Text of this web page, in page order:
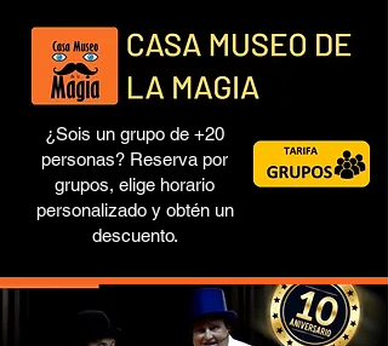
¿Sois un grupo de +20
personas? Reserva por
grupos, elige horario
personalizado y obtén un
descuento.